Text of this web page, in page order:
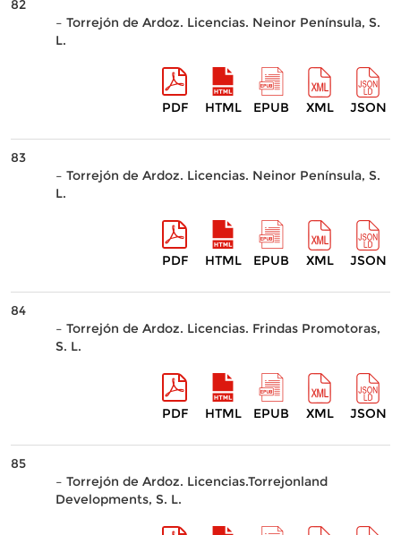
82
– Torrejón de Ardoz. Licencias. Neinor Península, S.
L.
PDF HTML EPUB XML JSON
83
– Torrejón de Ardoz. Licencias. Neinor Península, S.
L.
PDF HTML EPUB XML JSON
84
– Torrejón de Ardoz. Licencias. Frindas Promotoras,
S. L.
PDF HTML EPUB XML JSON
85
– Torrejón de Ardoz. Licencias.Torrejonland
Developments, S. L.